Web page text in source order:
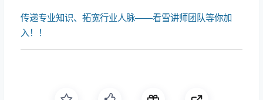
传递专业知识、拓宽行业人脉——看雪讲师团队等你加
入！！